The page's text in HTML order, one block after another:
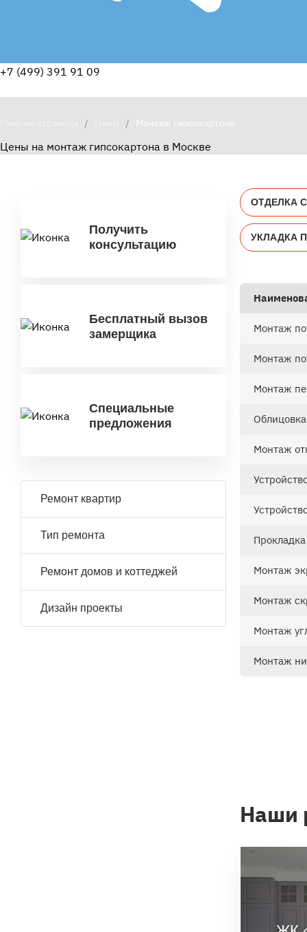
+7 (499) 391 91 09
/ / Монтаж гипсокартона
Цены на монтаж гипсокартона в Москве
Получить
консультацию
Бесплатный вызов
замерщика
Специальные
предложения
Ремонт квартир
Тип ремонта
Ремонт домов и коттеджей
Дизайн проекты
ОТДЕЛКА
УКЛАДКА
Монтаж
Монтаж
Монтаж
Монтаж
Монтаж
Монтаж
Монтаж
Монтаж
Наши